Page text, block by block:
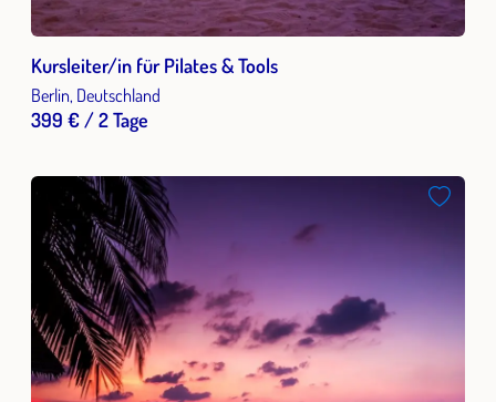
Kursleiter/in für Pilates & Tools
Berlin, Deutschland
399 € / 2 Tage